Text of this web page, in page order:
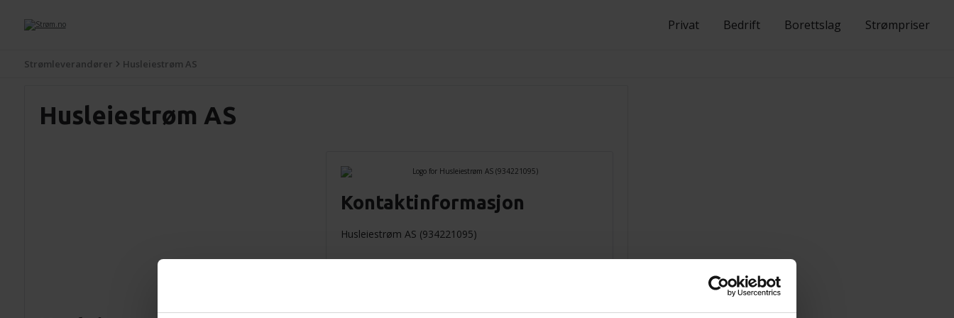
Privat Bedrift Borettslag Strømpriser
Strømleverandører Husleiestrøm AS
Husleiestrøm AS
Kontaktinformasjon
Husleiestrøm AS (934221095)